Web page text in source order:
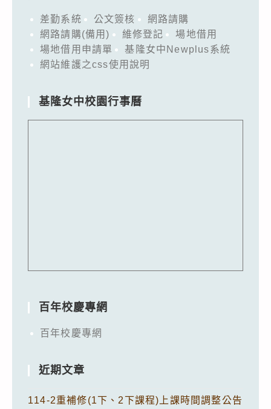
差勤系統 公文簽核
網路請購
網路請購(備用)
維修登記
場地借用
場地借用申請單
基隆女中Newplus系統
網站維護之css使用說明
基隆女中校園行事曆
百年校慶專網
百年校慶專網
近期文章
114-2重補修(1下、2下課程)上課時間調整公告